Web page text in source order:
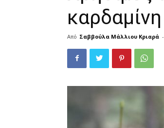
καρδαμίνη
Από Σαββούλα Μάλλιου Κριαρά -